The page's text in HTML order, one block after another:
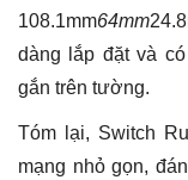
108.1mm64mm
dàng lắp đặt và
gắn trên tường.
Tóm lại, Switch
mạng nhỏ gọn,